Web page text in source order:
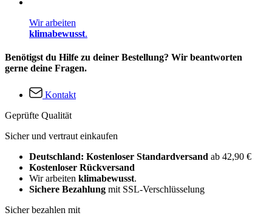
Wir arbeiten
klimabewusst.
Benötigst du Hilfe zu deiner Bestellung? Wir beantworten
gerne deine Fragen.
Kontakt
Geprüfte Qualität
Sicher und vertraut einkaufen
Deutschland: Kostenloser Standardversand ab 42,90 €
Kostenloser Rückversand
Wir arbeiten klimabewusst.
Sichere Bezahlung mit SSL-Verschlüsselung
Sicher bezahlen mit